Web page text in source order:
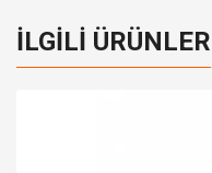
İLGILI ÜRÜNLER